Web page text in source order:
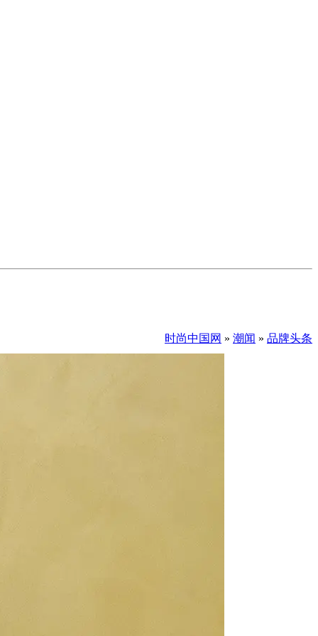
时尚中国网 » 潮闻 » 品牌头条